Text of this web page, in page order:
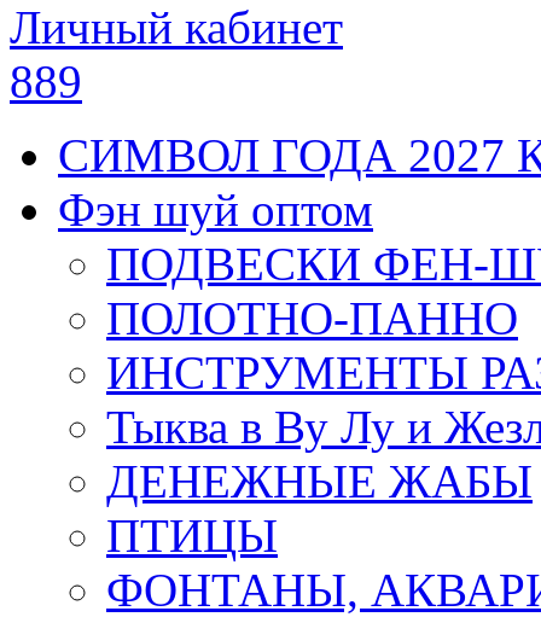
Личный кабинет
889
СИМВОЛ ГОДА 2027
Фэн шуй оптом
ПОДВЕСКИ ФЕН-
ПОЛОТНО-ПАННО
ИНСТРУМЕНТЫ
Тыква в Ву Лу и
ДЕНЕЖНЫЕ ЖАБЫ
ПТИЦЫ
ФОНТАНЫ,